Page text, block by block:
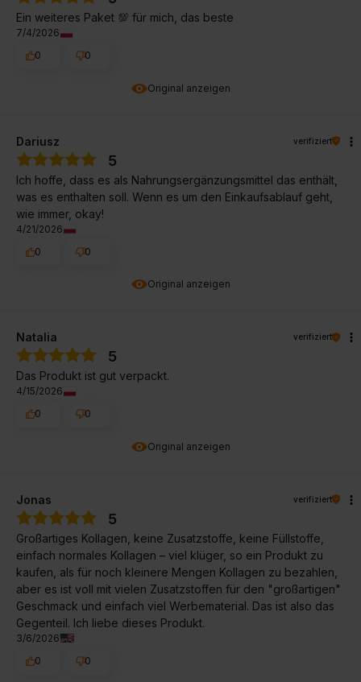
Original anzeigen
Ein weiteres Paket 💯 für mich, das beste
7/4/2026
0
0
Original anzeigen
Dariusz verifiziert
5
Ich hoffe, dass es als Nahrungsergänzungsmittel das enthält,
was es enthalten soll. Wenn es um den Einkaufsablauf geht,
wie immer, okay!
4/21/2026
0
0
Original anzeigen
Natalia verifiziert
5
Das Produkt ist gut verpackt.
4/15/2026
0
0
Jonas verifiziert
5
Großartiges Kollagen, keine Zusatzstoffe, keine Füllstoffe,
einfach normales Kollagen – viel klüger, so ein Produkt zu
kaufen, als für noch kleinere Mengen Kollagen zu bezahlen,
aber es ist voll mit vielen Zusatzstoffen für den "großartigen"
Geschmack und einfach viel Werbematerial. Das ist also das
Gegenteil. Ich liebe dieses Produkt.
3/6/2026
0
0